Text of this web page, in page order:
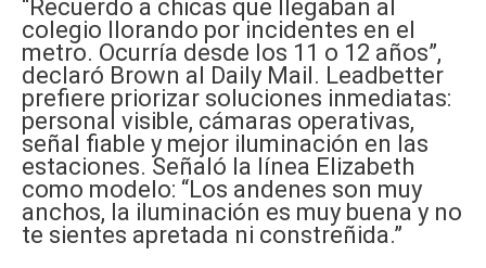
“Recuerdo a chicas que llegaban al
colegio llorando por incidentes en el
metro. Ocurría desde los 11 o 12 años”,
declaró Brown al Daily Mail. Leadbetter
prefiere priorizar soluciones inmediatas:
personal visible, cámaras operativas,
señal fiable y mejor iluminación en las
estaciones. Señaló la línea Elizabeth
como modelo: “Los andenes son muy
anchos, la iluminación es muy buena y no
te sientes apretada ni constreñida.”